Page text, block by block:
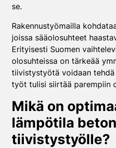
se.
Rakennustyömailla
joissa sääolosuhteet
Erityisesti Suomen
olosuhteissa on tärkeää
tiivistystyötä voidaan
työt tulisi siirtää parempiin
Mikä on
lämpötila
tiivistystyölle?